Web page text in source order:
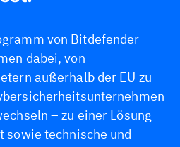
von Bitdefender
dabei, von
außerhalb der EU zu
– zu einer Lösung
sowie technische und